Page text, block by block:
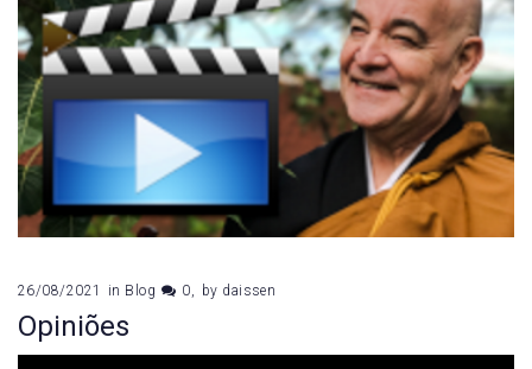
26/08/2021 in Blog 0 by daissen
Opiniões